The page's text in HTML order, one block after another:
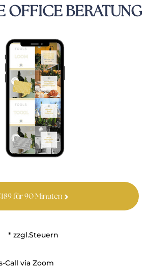
OFFICE BERATUNG
für 90 Minuten
* zzgl.Steuern
Call via Zoom